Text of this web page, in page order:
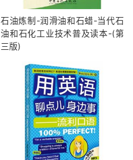
石油炼制-润滑油和石蜡-当代石
油和石化工业技术普及读本-(第
三版)